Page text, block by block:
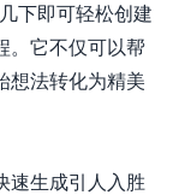
下即可轻松创建
。它不仅可以帮
想法转化为精美
速生成引人入胜